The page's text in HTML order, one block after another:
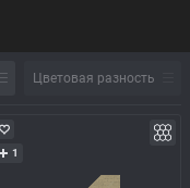
Цветовая разность
1